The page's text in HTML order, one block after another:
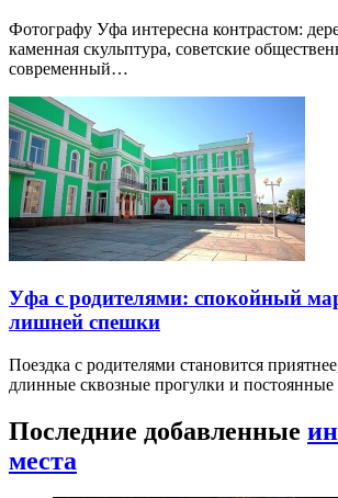
Фотографу Уфа интересна контрастом:
каменная скульптура, советские
современный…
Уфа с родителями: спокойный
лишней спешки
Поездка с родителями становится
длинные сквозные прогулки и
Последние добавленные
места